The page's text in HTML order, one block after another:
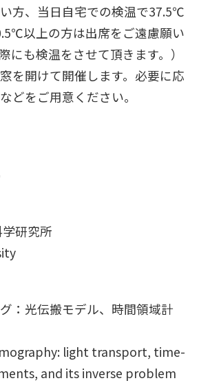
方、当日自宅での検温で37.5℃
以上の方は出席をご遠慮願い
にも検温をさせて頂きます。）
を開けて開催します。必要に応
どをご用意ください。
研究所
：光伝搬モデル、時間領域計
light transport, time-
and its inverse problem